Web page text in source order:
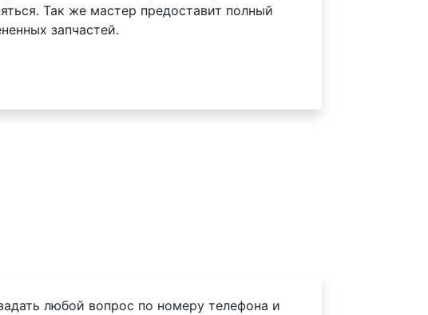
Так же мастер предоставит полный
запчастей.
любой вопрос по номеру телефона и